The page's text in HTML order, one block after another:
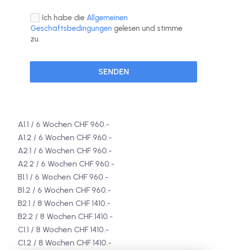
Ich habe dieAllgemeinen
Geschäftsbedingungen gelesen und stimme
zu.
SENDEN
A1.1 / 6 Wochen CHF 960.-
A1.2 / 6 Wochen CHF 960.-
A2.1 / 6 Wochen CHF 960.-
A2.2 / 6 Wochen CHF 960.-
B1.1 / 6 Wochen CHF 960.-
B1.2 / 6 Wochen CHF 960.-
B2.1 / 8 Wochen CHF 1410.-
B2.2 / 8 Wochen CHF 1410.-
C1.1 / 8 Wochen CHF 1410.-
C1.2 / 8 Wochen CHF 1410.-